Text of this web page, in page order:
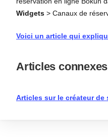
Widgets > Canaux de
Voici un article qui
Articles connexes
Articles sur le créateur de